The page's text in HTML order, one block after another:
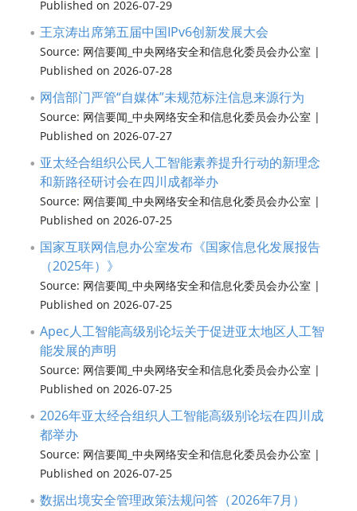
Published on 2026-07-29
王京涛出席第五届中国IPv6创新发展大会
Source: 网信要闻_中央网络安全和信息化委员会办公室
Published on 2026-07-28
网信部门严管“自媒体”未规范标注信息来源行为
Source: 网信要闻_中央网络安全和信息化委员会办公室
Published on 2026-07-27
亚太经合组织公民人工智能素养提升行动的新理念
和新路径研讨会在四川成都举办
Source: 网信要闻_中央网络安全和信息化委员会办公室
Published on 2026-07-25
国家互联网信息办公室发布《国家信息化发展报告
（2025年）》
Source: 网信要闻_中央网络安全和信息化委员会办公室
Published on 2026-07-25
Apec人工智能高级别论坛关于促进亚太地区人工智
能发展的声明
Source: 网信要闻_中央网络安全和信息化委员会办公室
Published on 2026-07-25
2026年亚太经合组织人工智能高级别论坛在四川成
都举办
Source: 网信要闻_中央网络安全和信息化委员会办公室
Published on 2026-07-25
数据出境安全管理政策法规问答（2026年7月）